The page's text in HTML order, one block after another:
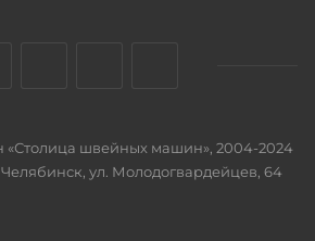
«Столица швейных машин», 2004-2024
Челябинск, ул. Молодогвардейцев, 64